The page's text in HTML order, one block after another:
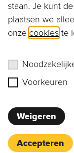
Diensten
Assortiment
Ons verhaal
Privacy
Cookies
staan. Je kunt
plaatsen we
onze cookies te
Voorkeuren
Weigeren
Accepteren